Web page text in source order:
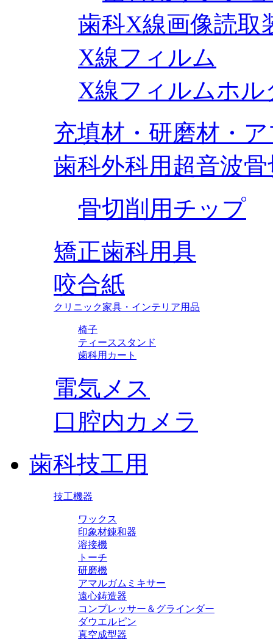
歯科X線画像読取
X線フィルム
X線フィルムホル
充填材・研磨材・
歯科外科用超音波
骨切削用チップ
矯正歯科用具
咬合紙
クリニック家具・インテリア用品
椅子
ティーススタンド
歯科用カート
電気メス
口腔内カメラ
歯科技工用
技工機器
ワックス
印象材錬和器
溶接機
トーチ
研磨機
アマルガムミキサー
遠心鋳造器
コンプレッサー＆グラインダー
ダウエルピン
真空成型器